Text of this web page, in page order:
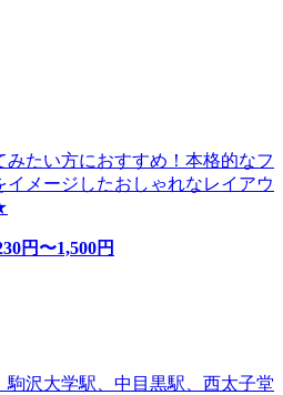
たい方におすすめ！本格的なフ
メージしたおしゃれなレイアウ
円〜1,500円
沢大学駅、中目黒駅、西太子堂